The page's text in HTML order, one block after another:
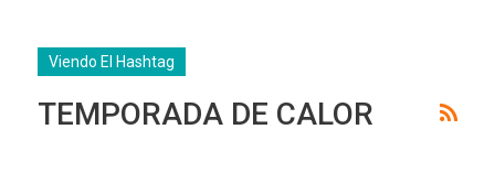
Viendo El Hashtag
TEMPORADA DE CALOR